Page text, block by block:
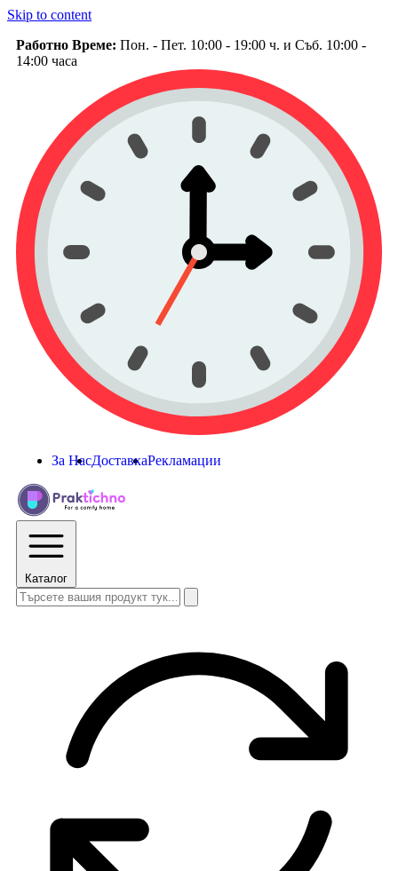
Skip to content
Работно Време: Пон. - Пет. 10:00 - 19:00 ч. и Съб. 10:00 -
14:00 часа
За НасДоставкаРекламации
Каталог